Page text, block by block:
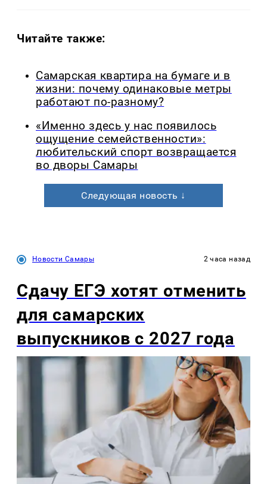
Читайте также:
Самарская квартира на бумаге и в
жизни: почему одинаковые метры
работают по-разному?
«Именно здесь у нас появилось
ощущение семейственности»:
любительский спорт возвращается
во дворы Самары
Следующая новость ↓
Новости Самары 2 часа назад
Сдачу ЕГЭ хотят отменить
для самарских
выпускников с 2027 года